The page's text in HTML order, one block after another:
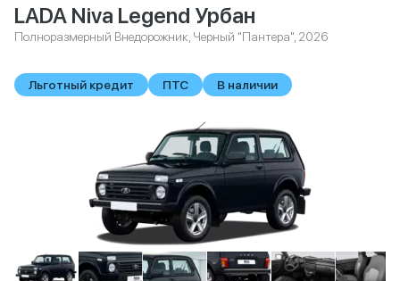
LADA Niva Legend Урбан
Полноразмерный Внедорожник, Черный "Пантера", 2026
Льготный кредит ПТС В наличии